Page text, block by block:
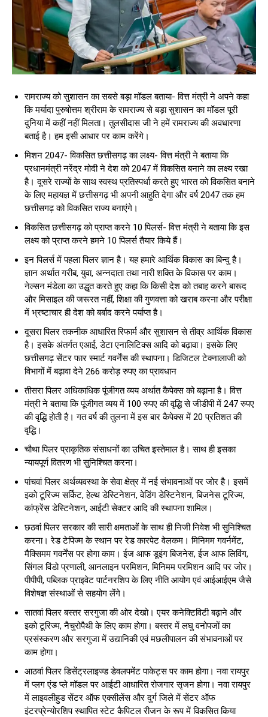
रामराज्य को सुशासन का सबसे बड़ा मॉडल बताया- वित्त मंत्री ने अपने कहा
कि मर्यादा पुरुषोत्तम श्रीराम के रामराज्य से बड़ा सुशासन का मॉडल पूरी
दुनिया में कहीं नहीं मिलता। तुलसीदास जी ने हमें रामराज्य की अवधारणा
बताई है। हम इसी आधार पर काम करेंगे।
मिशन 2047- विकसित छत्तीसगढ़ का लक्ष्य- वित्त मंत्री ने बताया कि
प्रधानमंत्री नरेंद्र मोदी ने देश को 2047 में विकसित बनाने का लक्ष्य रखा
है। दूसरे राज्यों के साथ स्वस्थ प्रतिस्पर्धा करते हुए भारत को विकसित बनाने
के लिए महायज्ञ में छत्तीसगढ़ भी अपनी आहुति देगा और वर्ष 2047 तक हम
छत्तीसगढ़ को विकसित राज्य बनाएंगे।
विकसित छत्तीसगढ़ को प्राप्त करने 10 पिलर्स- वित्त मंत्री ने बताया कि इस
लक्ष्य को प्राप्त करने हमने 10 पिलर्स तैयार किये हैं।
इन पिलर्स में पहला पिलर ज्ञान है। यह हमारे आर्थिक विकास का बिन्दु है।
ज्ञान अर्थात गरीब, युवा, अन्नदाता तथा नारी शक्ति के विकास पर काम।
नेल्सन मंडेला का उद्धृत करते हुए कहा कि किसी देश को तबाह करने बारूद
और मिसाइल की जरूरत नहीं, शिक्षा की गुणवत्ता को खराब करना और परीक्षा
में भ्रष्टाचार ही देश को बर्बाद करने पर्याप्त है।
दूसरा पिलर तकनीक आधारित रिफार्म और सुशासन से तीव्र आर्थिक विकास
है। इसके अंतर्गत एआई, डेटा एनालिटिक्स आदि को बढ़ावा। इसके लिए
छत्तीसगढ़ सेंटर फार स्मार्ट गवर्नेंस की स्थापना। डिजिटल टेक्नालाजी को
विभागों में बढ़ावा देने 266 करोड़ रुपए का प्रावधान
तीसरा पिलर अधिकाधिक पूंजीगत व्यय अर्थात कैपेक्स को बढ़ाना है। वित्त
मंत्री ने बताया कि पूंजीगत व्यय में 100 रुपए की वृद्धि से जीडीपी में 247 रुपए
की वृद्धि होती है। गत वर्ष की तुलना में इस बार कैपेक्स में 20 प्रतिशत की
वृद्धि।
चौथा पिलर प्राकृतिक संसाधनों का उचित इस्तेमाल है। साथ ही इसका
न्यायपूर्ण वितरण भी सुनिश्चित करना।
पांचवां पिलर अर्थव्यवस्था के सेवा क्षेत्र में नई संभावनाओं पर जोर है। इसमें
इको टूरिज्म सर्किट, हेल्थ डेस्टिनेशन, वेडिंग डेस्टिनेशन, बिजनेस टूरिज्म,
कांफ्रेंस डेस्टिनेशन, आईटी सेक्टर आदि की स्थापना शामिल।
छठवां पिलर सरकार की सारी क्षमताओं के साथ ही निजी निवेश भी सुनिश्चित
करना। रेड टेपिज्म के स्थान पर रेड कारपेट वेलकम। मिनिमम गवर्नमेंट,
मैक्सिमम गवर्नेंस पर होगा काम। ईज आफ डूइंग बिजनेस, ईज आफ लिविंग,
सिंगल विंडो प्रणाली, आनलाइन परमिशन, मिनिमम परमिशन आदि पर जोर।
पीपीपी, पब्लिक प्राइवेट पार्टनरशिप के लिए नीति आयोग एवं आईआईएम जैसे
विशेषज्ञ संस्थाओं से सहयोग लेंगे।
सातवां पिलर बस्तर सरगुजा की ओर देखो। एयर कनेक्टिविटी बढ़ाने और
इको टूरिज्म, नैचुरोपैथी के लिए काम होगा। बस्तर में लघु वनोपजों का
प्रसंस्करण और सरगुजा में उद्यानिकी एवं मछलीपालन की संभावनाओं पर
काम होगा।
आठवां पिलर डिसेंट्रलाइज्ड डेवलपमेंट पाकेट्स पर काम होगा। नवा रायपुर
में प्लग एंड प्ले मॉडल पर आईटी आधारित रोजगार सृजन होगा। नवा रायपुर
में लाइवलीहुड सेंटर ऑफ एक्सीलेंस और दुर्ग जिले में सेंटर ऑफ
इंटरप्रेन्योरशिप स्थापित स्टेट कैपिटल रीजन के रूप में विकसित किया